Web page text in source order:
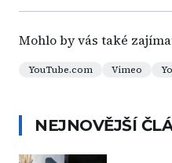
Mohlo by vás také
YouTube.com Vimeo
NEJNOVĚJŠÍ